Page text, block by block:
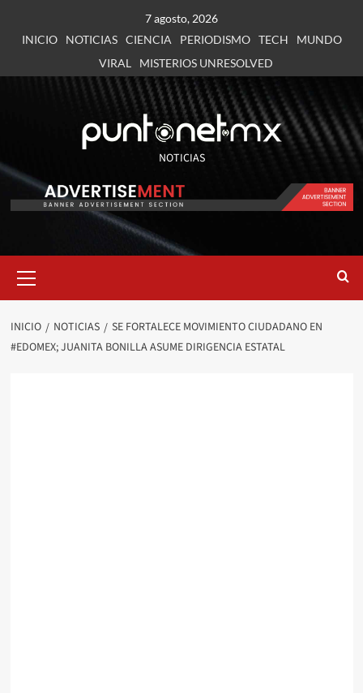
7 agosto, 2026
INICIO
NOTICIAS CIENCIA PERIODISMO TECH
MUNDO
VIRAL
MISTERIOS UNRESOLVED
NOTICIAS
INICIO NOTICIAS
SE FORTALECE MOVIMIENTO CIUDADANO EN
#EDOMEX; JUANITA BONILLA ASUME DIRIGENCIA ESTATAL